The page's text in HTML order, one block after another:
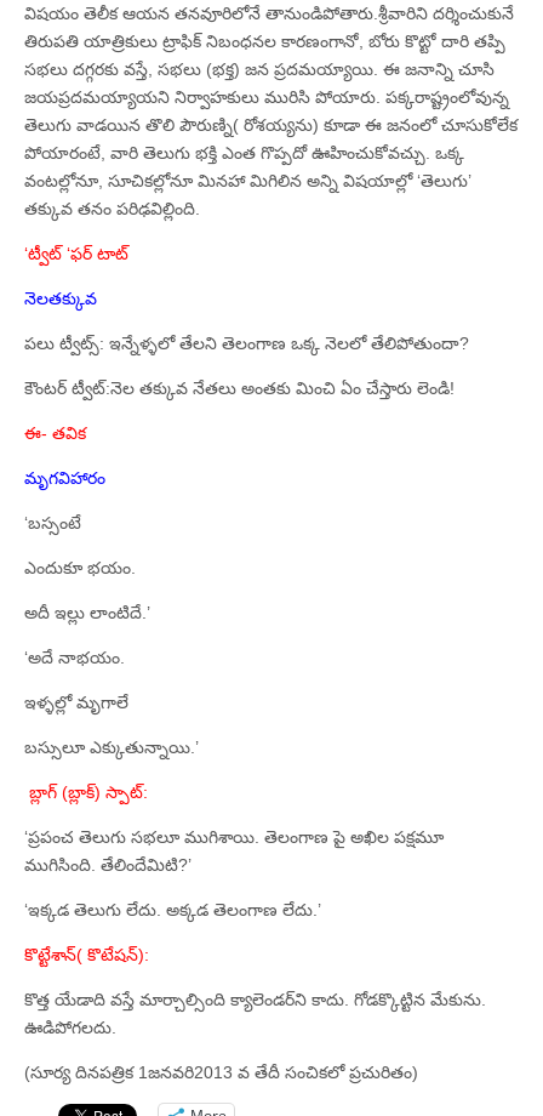
విషయం తెలీక ఆయన తనవూరిలోనే తానుండిపోతారు.శ్రీవారిని దర్శించుకునే
తిరుపతి యాత్రికులు ట్రాఫిక్‌ నిబంధనల కారణంగానో, బోరు కొట్టో దారి తప్పి
సభలు దగ్గరకు వస్తే, సభలు (భక్త) జన ప్రదమయ్యాయి. ఈ జనాన్ని చూసి
జయప్రదమయ్యాయని నిర్వాహకులు మురిసి పోయారు. పక్కరాష్ట్రంలోవున్న
తెలుగు వాడయిన తొలి పౌరుణ్ని( రోశయ్యను) కూడా ఈ జనంలో చూసుకోలేక
పోయారంటే, వారి తెలుగు భక్తి ఎంత గొప్పదో ఊహించుకోవచ్చు. ఒక్క
వంటల్లోనూ, సూచికల్లోనూ మినహా మిగిలిన అన్ని విషయాల్లో ‘తెలుగు’
తక్కువ తనం పరిఢవిల్లింది.
‘ట్వీట్‌ ‘ఫర్‌ టాట్‌
నెలతక్కువ
పలు ట్వీట్స్‌: ఇన్నేళ్ళలో తేలని తెలంగాణ ఒక్క నెలలో తేలిపోతుందా?
కౌంటర్‌ ట్వీట్‌:నెల తక్కువ నేతలు అంతకు మించి ఏం చేస్తారు లెండి!
ఈ- తవిక
మృగవిహారం
‘బస్సంటే
ఎందుకూ భయం.
అదీ ఇల్లు లాంటిదే.’
‘అదే నాభయం.
ఇళ్ళల్లో మృగాలే
బస్సులూ ఎక్కుతున్నాయి.’
బ్లాగ్‌ (బ్లాక్‌) స్పాట్‌:
‘ప్రపంచ తెలుగు సభలూ ముగిశాయి. తెలంగాణ పై అఖిల పక్షమూ
ముగిసింది. తేలిందేమిటి?’
‘ఇక్కడ తెలుగు లేదు. అక్కడ తెలంగాణ లేదు.’
కొట్టేశాన్‌( కొటేషన్‌):
కొత్త యేడాది వస్తే మార్చాల్సింది క్యాలెండర్‌ని కాదు. గోడక్కొట్టిన మేకును.
ఊడిపోగలదు.
(సూర్య దినపత్రిక 1జనవరి2013 వ తేదీ సంచికలో ప్రచురితం)